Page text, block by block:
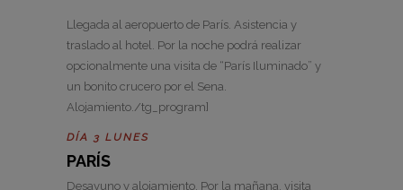
Llegada al aeropuerto de París. Asistencia y
traslado al hotel. Por la noche podrá realizar
opcionalmente una visita de “París Iluminado” y
un bonito crucero por el Sena.
Alojamiento./tg_program]
DÍA 3 LUNES
PARÍS
Desayuno y alojamiento. Por la mañana, visita